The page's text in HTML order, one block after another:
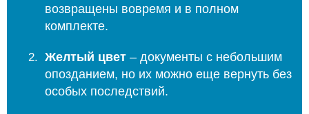
возвращены вовремя и в полном
комплекте.
Желтый цвет – документы с небольшим
опозданием, но их можно еще вернуть без
особых последствий.